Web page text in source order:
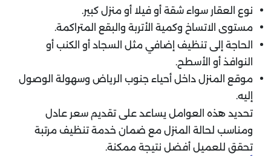
نوع العقار سواء شقة أو فيلا أو منزل كبير.
مستوى الاتساخ وكمية الأتربة والبقع المتراكمة.
الحاجة إلى تنظيف إضافي مثل السجاد أو الكنب أو
النوافذ أو الأسطح.
موقع المنزل داخل أحياء جنوب الرياض وسهولة الوصول
إليه.
تحديد هذه العوامل يساعد على تقديم سعر عادل
ومناسب لحالة المنزل مع ضمان خدمة تنظيف مرتبة
تحقق للعميل أفضل نتيجة ممكنة.